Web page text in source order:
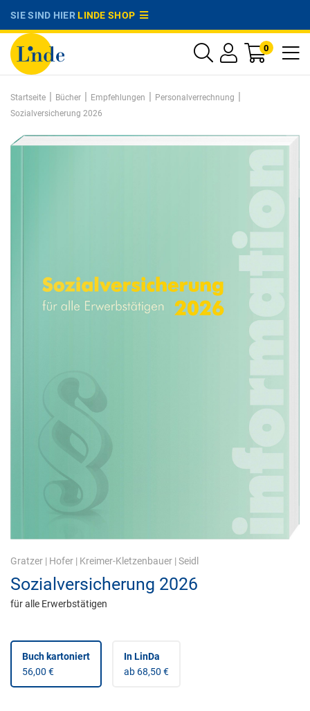
SIE SIND HIERLINDE SHOP
0
Startseite | Bücher | Empfehlungen | Personalverrechnung |
Sozialversicherung 2026
Gratzer | Hofer | Kreimer-Kletzenbauer | Seidl
Sozialversicherung 2026
für alle Erwerbstätigen
Buch kartoniert
56,00 €
In LinDa
ab 68,50 €